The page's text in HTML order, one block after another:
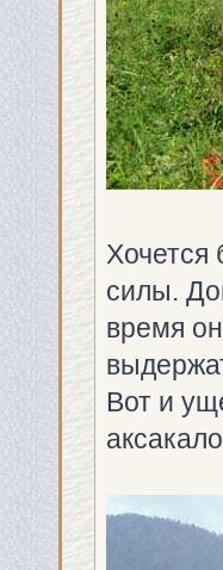
Хочется
силы.
время
Вот и